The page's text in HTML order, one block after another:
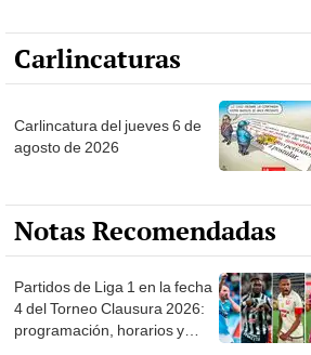
Carlincaturas
Carlincatura del jueves 6 de
agosto de 2026
Notas Recomendadas
Partidos de Liga 1 en la fecha
4 del Torneo Clausura 2026:
programación, horarios y